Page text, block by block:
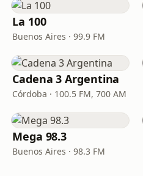
La 100
Buenos Aires · 99.9 FM
Cadena 3 Argentina
Córdoba · 100.5 FM, 700 AM
Mega 98.3
Buenos Aires · 98.3 FM